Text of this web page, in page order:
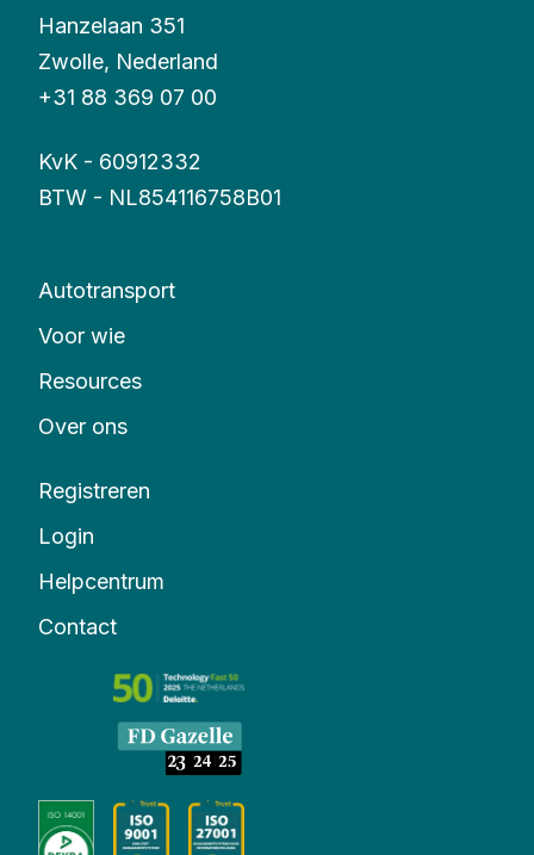
Hanzelaan 351
Zwolle, Nederland
+31 88 369 07 00
KvK - 60912332
BTW - NL854116758B01
Autotransport
Voor wie
Resources
Over ons
Registreren
Login
Helpcentrum
Contact